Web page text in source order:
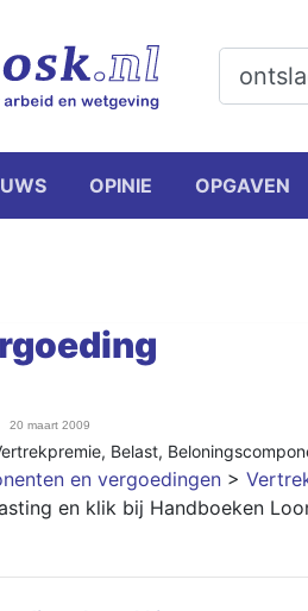
OPINIE OPGAVEN
20 maart 2009
, Belast,
en vergoedingen >
en klik bij Handboeken